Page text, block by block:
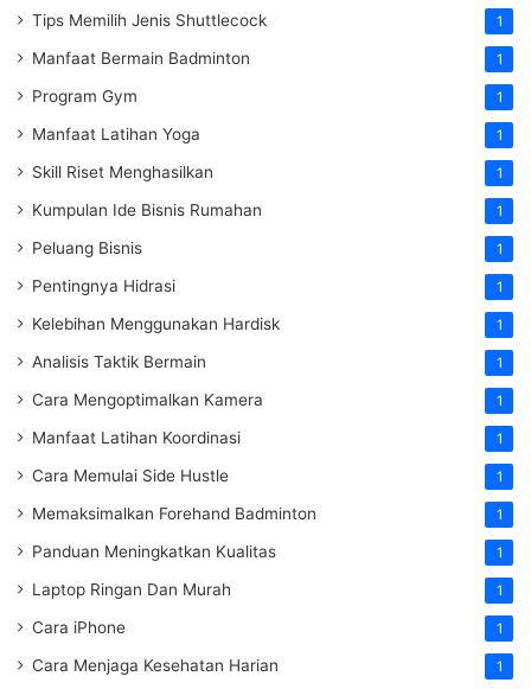
Tips Memilih Jenis Shuttlecock 1
Manfaat Bermain Badminton 1
Program Gym 1
Manfaat Latihan Yoga 1
Skill Riset Menghasilkan 1
Kumpulan Ide Bisnis Rumahan 1
Peluang Bisnis 1
Pentingnya Hidrasi 1
Kelebihan Menggunakan Hardisk 1
Analisis Taktik Bermain 1
Cara Mengoptimalkan Kamera 1
Manfaat Latihan Koordinasi 1
Cara Memulai Side Hustle 1
Memaksimalkan Forehand Badminton 1
Panduan Meningkatkan Kualitas 1
Laptop Ringan Dan Murah 1
Cara iPhone 1
Cara Menjaga Kesehatan Harian 1